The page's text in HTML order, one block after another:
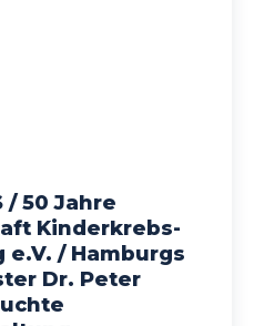
/ 50 Jahre
Kinderkrebs-
/ Hamburgs
Dr. Peter